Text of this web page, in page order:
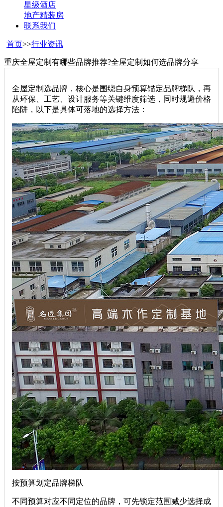
星级酒店
地产精装房
联系我们
首页>>行业资讯
重庆全屋定制有哪些品牌推荐?全屋定制如何选品牌分享
全屋定制选品牌，核心是围绕自身预算锚定品牌梯队，再
从环保、工艺、设计服务等关键维度筛选，同时规避价格
陷阱，以下是具体可落地的选择方法：
按预算划定品牌梯队
不同预算对应不同定位的品牌，可先锁定范围减少选择成